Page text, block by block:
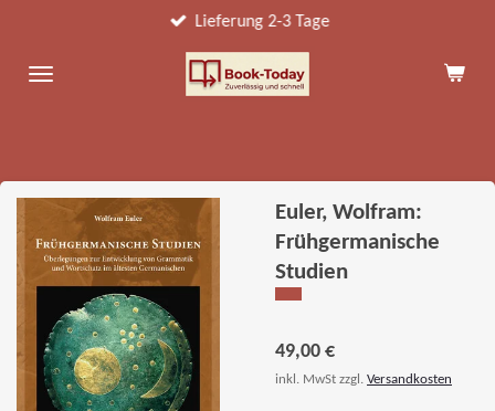
springen
Lieferung 2-3 Tage
Euler, Wolfram:
Frühgermanische
Studien
49,00 €
inkl. MwSt zzgl. Versandkosten